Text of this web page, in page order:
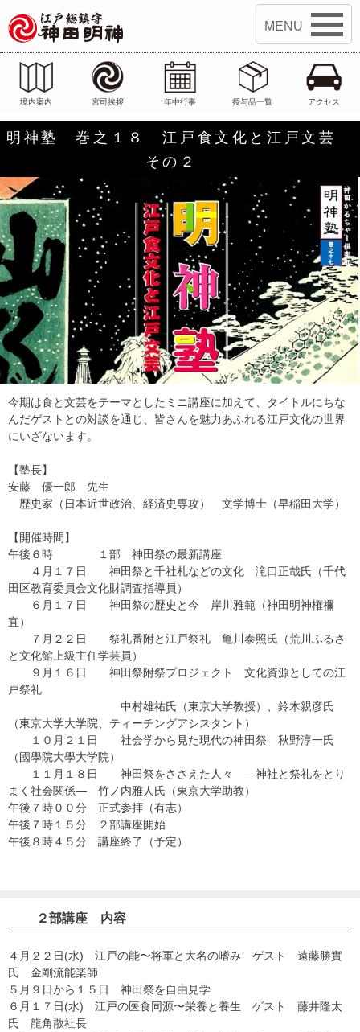
境内案内 宮司挨拶 年中行事 授与品一覧 アクセス
明神塾 巻之１８ 江戸食文化と江戸文芸
その２
今期は食と文芸をテーマとしたミニ講座に加えて、タイトルにちな
んだゲストとの対談を通じ、皆さんを魅力あふれる江戸文化の世界
にいざないます。
【塾長】
安藤 優一郎 先生
歴史家（日本近世政治、経済史専攻） 文学博士（早稲田大学）
【開催時間】
午後６時 １部 神田祭の最新講座
４月１７日 神田祭と千社札などの文化 滝口正哉氏（千代
田区教育委員会文化財調査指導員）
６月１７日 神田祭の歴史と今 岸川雅範（神田明神権禰
宜）
７月２２日 祭礼番附と江戸祭礼 亀川泰照氏（荒川ふるさ
と文化館上級主任学芸員）
９月１６日 神田祭附祭プロジェクト 文化資源としての江
戸祭礼
中村雄祐氏（東京大学教授）、鈴木親彦氏
（東京大学大学院、ティーチングアシスタント）
１０月２１日 社会学から見た現代の神田祭 秋野淳一氏
（國學院大學大学院）
１１月１８日 神田祭をささえた人々 ―神社と祭礼をとり
まく社会関係― 竹ノ内雅人氏（東京大学助教）
午後７時００分 正式参拝（有志）
午後７時１５分 ２部講座開始
午後８時４５分 講座終了（予定）
２部講座 内容
４月２２日(水) 江戸の能〜将軍と大名の嗜み ゲスト 遠藤勝實
氏 金剛流能楽師
５月９日から１５日 神田祭を自由見学
６月１７日(水) 江戸の医食同源〜栄養と養生 ゲスト 藤井隆太
氏 龍角散社長